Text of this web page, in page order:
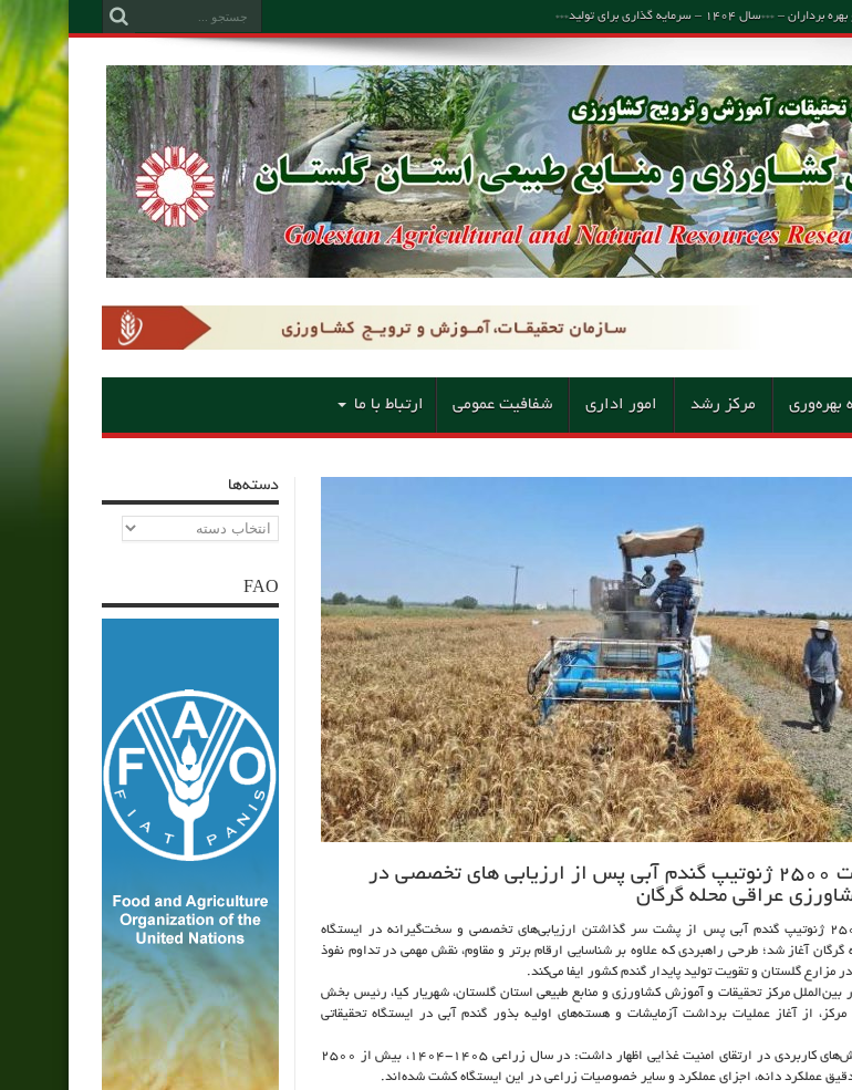
سرمایه گذاری برای تولید***
بهره‌وری مرکز رشد امور اداری شفافیت عمومی ارتباط با ما
آغاز عملیات برداشت ۲۵۰۰ ژنوتیپ گندم آبی پس از ارزیابی های تخصصی در
عراقی محله گرگان
عملیات برداشت بیش از ۲۵۰۰ ژنوتیپ گندم آبی پس از پشت سر گذاشتن ارزیابی‌های تخصصی و سخت‌گیرانه در ایستگاه
آغاز شد؛ طرحی راهبردی که علاوه بر شناسایی ارقام برتر و مقاوم، نقش مهمی در تداوم نفوذ
بین‌الملل مرکز تحقیقات و آموزش کشاورزی و منابع طبیعی استان گلستان، شهریار کیا، رئیس بخش
از آغاز عملیات برداشت آزمایشات و هسته‌های اولیه بذور گندم آبی در ایستگاه تحقیقاتی
کیاء با اشاره به اهمیت پژوهش‌های کاربردی در ارتقای امنیت غذایی اظهار داشت: در سال زراعی ۱۴۰۵-۱۴۰۴، بیش از ۲۵۰۰
عملکرد دانه، اجزای عملکرد و سایر خصوصیات زراعی در این ایستگاه کشت شده‌اند.
دسته‌ها
دسته‌ها
FAO